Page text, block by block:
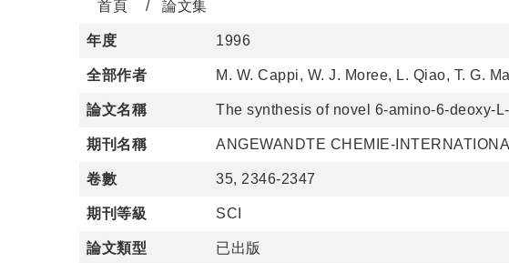
首頁 論文集
年度 1996
全部作者 M. W. Cappi, W. J. Moree, L. Qiao, T. G.
論文名稱 The synthesis of novel 6-amino-6-deoxy-
期刊名稱 ANGEWANDTE CHEMIE-
卷數 35, 2346-2347
期刊等級 SCI
論文類型 已出版